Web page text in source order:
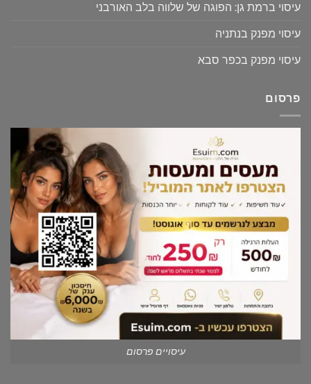
עיסוי ברמת גן: הפוגה של שלווה בלב האורבני
עיסוי מפנק בנתניה
עיסוי מפנק בכפר סבא
פרסום
עיסויים פרסום